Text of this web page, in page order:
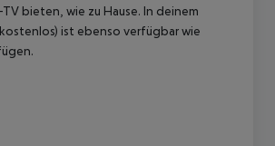
bieten, wie zu Hause. In deinem
ist ebenso verfügbar wie